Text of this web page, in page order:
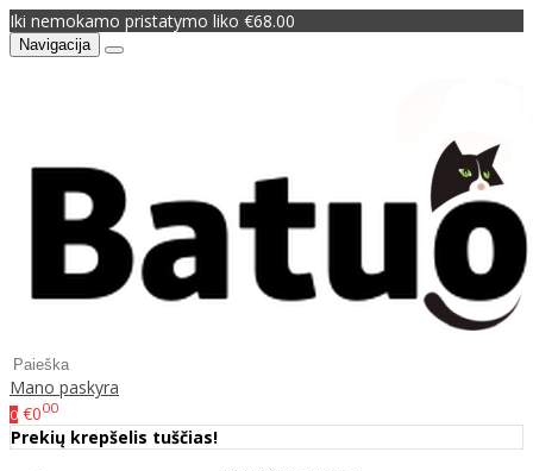
Iki nemokamo pristatymo liko €68.00
Navigacija
Mano paskyra
0 €000
Prekių krepšelis tuščias!